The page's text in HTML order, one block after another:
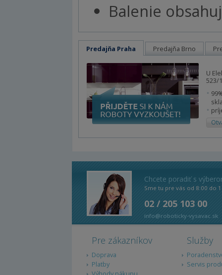
Balenie
Predajňa Praha Predajňa Brno
U
523/
Chcete poradiť s
Sme tu pre vás od 8:00 do
02 / 205 103 00
info@roboticky-vysavac.sk
Pre zákazníkov
Doprava
Platby
Služby
Servis